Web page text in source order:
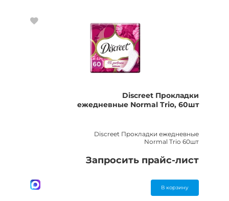
Discreet Прокладки
ежедневные Normal Trio, 60шт
Discreet Прокладки ежедневные
Normal Trio 60шт
Запросить прайс-лист
В корзину